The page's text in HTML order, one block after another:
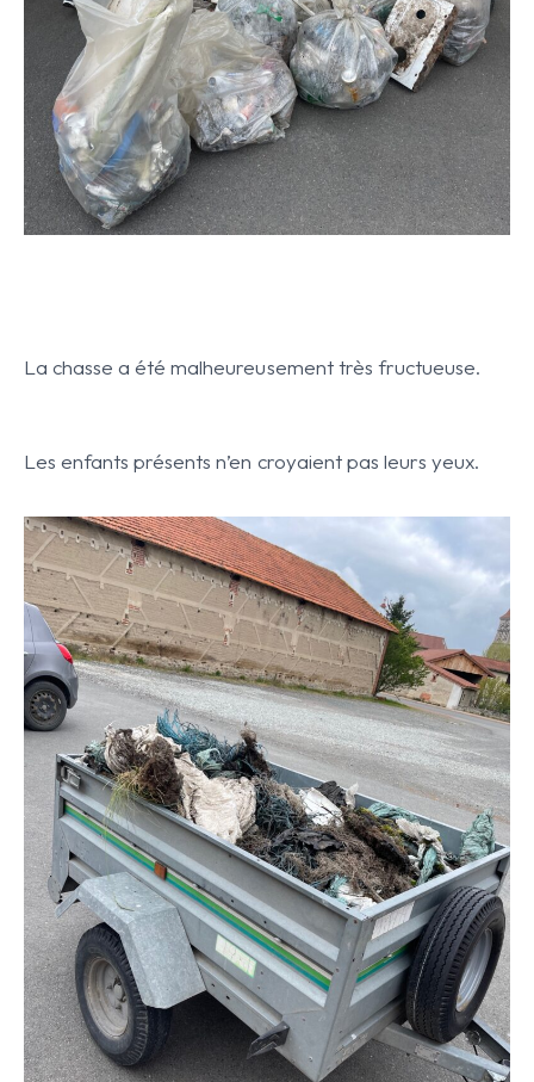
La chasse a été malheureusement très fructueuse.
Les enfants présents n’en croyaient pas leurs yeux.